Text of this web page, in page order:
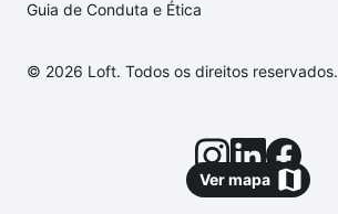
Ver mapa
Guia de Conduta e Ética
© 2026 Loft. Todos os direitos reservados.